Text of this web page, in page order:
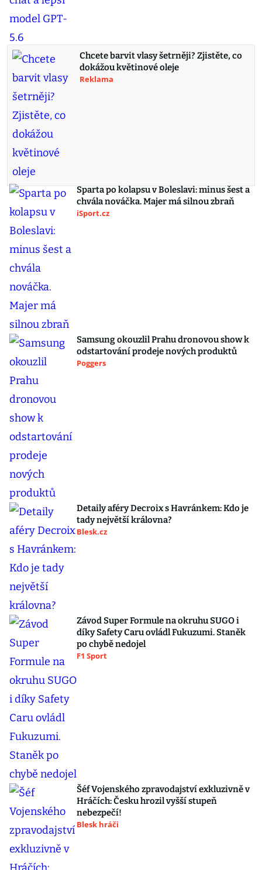
Chcete barvit vlasy šetrněji? Zjistěte, co
dokážou květinové oleje
Reklama
Sparta po kolapsu v Boleslavi: minus šest a
chvála nováčka. Majer má silnou zbraň
iSport.cz
Samsung okouzlil Prahu dronovou show k
odstartování prodeje nových produktů
Poggers
Detaily aféry Decroix s Havránkem: Kdo je
tady největší královna?
Blesk.cz
Závod Super Formule na okruhu SUGO i
díky Safety Caru ovládl Fukuzumi. Staněk
po chybě nedojel
F1 Sport
Šéf Vojenského zpravodajství exkluzivně v
Hráčích: Česku hrozil vyšší stupeň
nebezpečí!
Blesk hráči